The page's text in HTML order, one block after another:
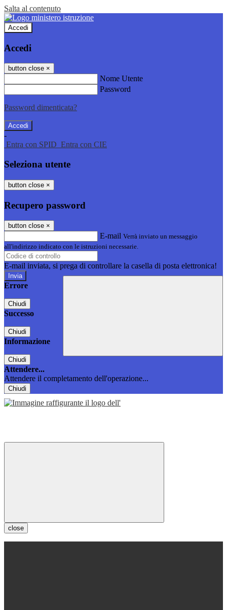
Salta al contenuto
Accedi
Accedi
button close ×
Nome Utente
Password
Password dimenticata?
-
Entra con SPID Entra con CIE
Seleziona utente
button close ×
Recupero password
button close ×
E-mail Verrà inviato un messaggio
all'indirizzo indicato con le istruzioni necessarie.
E-mail inviata, si prega di controllare la casella di posta elettronica!
Errore
Chiudi
Successo
Chiudi
Informazione
Chiudi
Attendere...
Attendere il completamento dell'operazione...
Chiudi
close